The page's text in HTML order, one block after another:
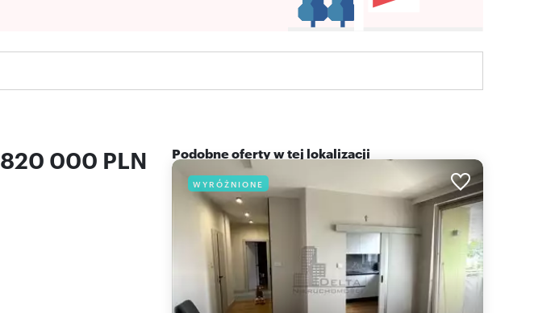
820 000 PLN Podobne oferty w tej lokalizacji
WYRÓŻNIONE